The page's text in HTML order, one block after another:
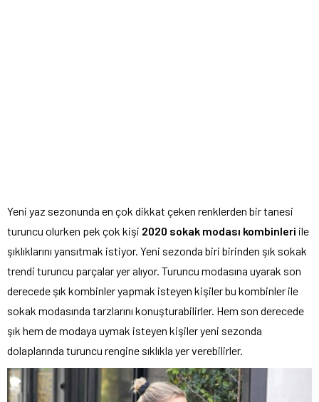
Yeni yaz sezonunda en çok dikkat çeken renklerden bir tanesi
turuncu olurken pek çok kişi 2020 sokak modası kombinleri ile
şıklıklarını yansıtmak istiyor. Yeni sezonda biri birinden şık sokak
trendi turuncu parçalar yer alıyor. Turuncu modasına uyarak son
derecede şık kombinler yapmak isteyen kişiler bu kombinler ile
sokak modasında tarzlarını konuşturabilirler. Hem son derecede
şık hem de modaya uymak isteyen kişiler yeni sezonda
dolaplarında turuncu rengine sıklıkla yer verebilirler.